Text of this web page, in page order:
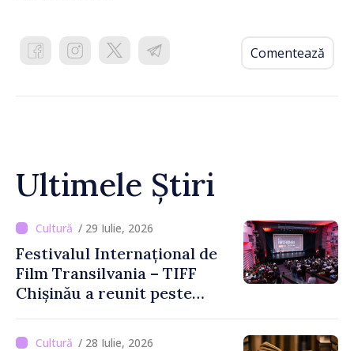
Comentează
Ultimele Știri
/ 29 Iulie, 2026
Festivalul Internațional de
Film Transilvania – TIFF
Chișinău a reunit peste
de-a șasea ediție
/ 28 Iulie, 2026